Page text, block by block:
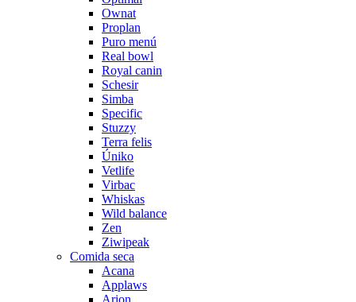
Ownat
Proplan
Puro menú
Real bowl
Royal canin
Schesir
Simba
Specific
Stuzzy
Terra felis
Úniko
Vetlife
Virbac
Whiskas
Wild balance
Zen
Ziwipeak
Comida seca
Acana
Applaws
Arion